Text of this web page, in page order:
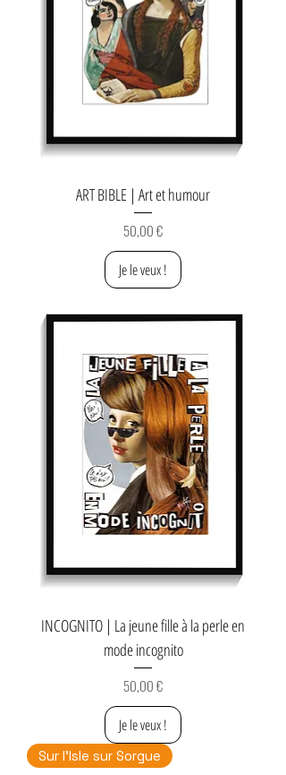
ART BIBLE | Art et humour
Prix
50,00 €
Je le veux !
INCOGNITO | La jeune fille à la perle en
mode incognito
Prix
50,00 €
Je le veux !
Sur l'Isle sur Sorgue